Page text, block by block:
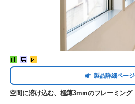
製品詳細ページ
空間に溶け込む、極薄3mmのフレーミング